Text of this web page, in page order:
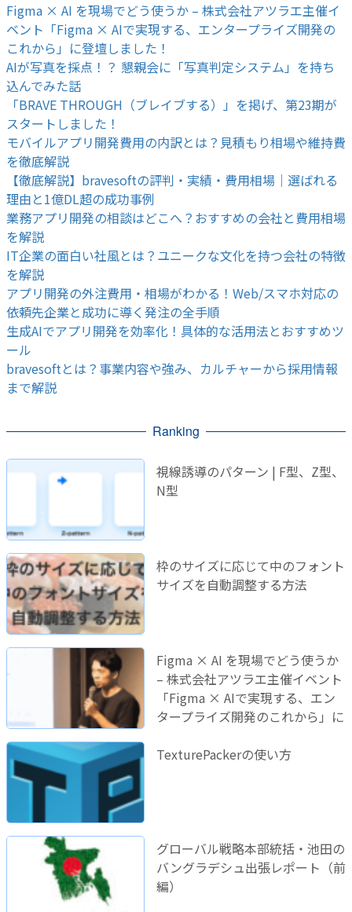
Figma × AI を現場でどう使うか – 株式会社アツラエ主催イ
ベント「Figma × AIで実現する、エンタープライズ開発の
これから」に登壇しました！
AIが写真を採点！？ 懇親会に「写真判定システム」を持ち
込んでみた話
「BRAVE THROUGH（ブレイブする）」を掲げ、第23期が
スタートしました！
モバイルアプリ開発費用の内訳とは？見積もり相場や維持費
を徹底解説
【徹底解説】bravesoftの評判・実績・費用相場｜選ばれる
理由と1億DL超の成功事例
業務アプリ開発の相談はどこへ？おすすめの会社と費用相場
を解説
IT企業の面白い社風とは？ユニークな文化を持つ会社の特徴
を解説
アプリ開発の外注費用・相場がわかる！Web/スマホ対応の
依頼先企業と成功に導く発注の全手順
生成AIでアプリ開発を効率化！具体的な活用法とおすすめツ
ール
bravesoftとは？事業内容や強み、カルチャーから採用情報
まで解説
Ranking
視線誘導のパターン | F型、Z型、
N型
枠のサイズに応じて中のフォント
サイズを自動調整する方法
Figma × AI を現場でどう使うか
– 株式会社アツラエ主催イベント
「Figma × AIで実現する、エン
タープライズ開発のこれから」に
TexturePackerの使い方
グローバル戦略本部統括・池田の
バングラデシュ出張レポート（前
編）